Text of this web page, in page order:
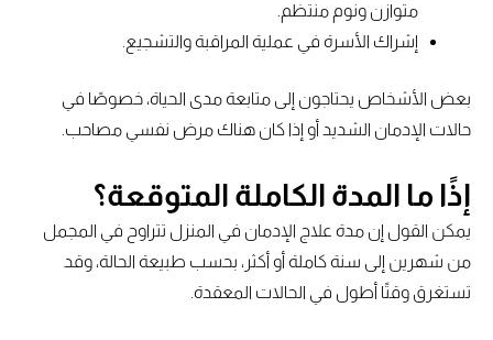
متوازن ونوم منتظم.
إشراك الأسرة في عملية المراقبة والتشجيع.
بعض الأشخاص يحتاجون إلى متابعة مدى الحياة، خصوصًا في
حالات الإدمان الشديد أو إذا كان هناك مرض نفسي مصاحب.
إذًا ما المدة الكاملة المتوقعة؟
يمكن القول إن مدة علاج الإدمان في المنزل تتراوح في المجمل
من شهرين إلى سنة كاملة أو أكثر، بحسب طبيعة الحالة، وقد
تستغرق وقتًا أطول في الحالات المعقدة.